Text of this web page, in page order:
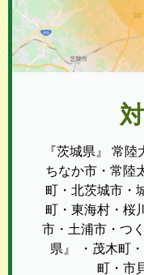
『茨城県』 常
ちなか市・常陸
町・北茨城市・
町・東海村・桜
市・土浦市・つ
県』 ・茂木町
町・市